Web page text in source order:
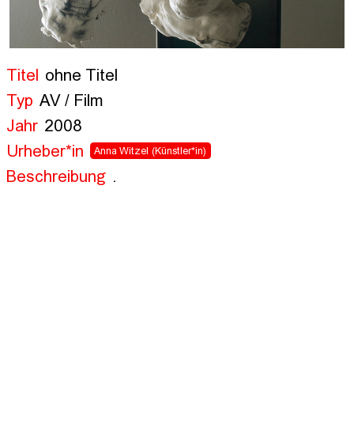
Titel
ohne Titel
Typ AV / Film
Jahr 2008
Urheber*in
Anna Witzel (Künstler*in)
Beschreibung .